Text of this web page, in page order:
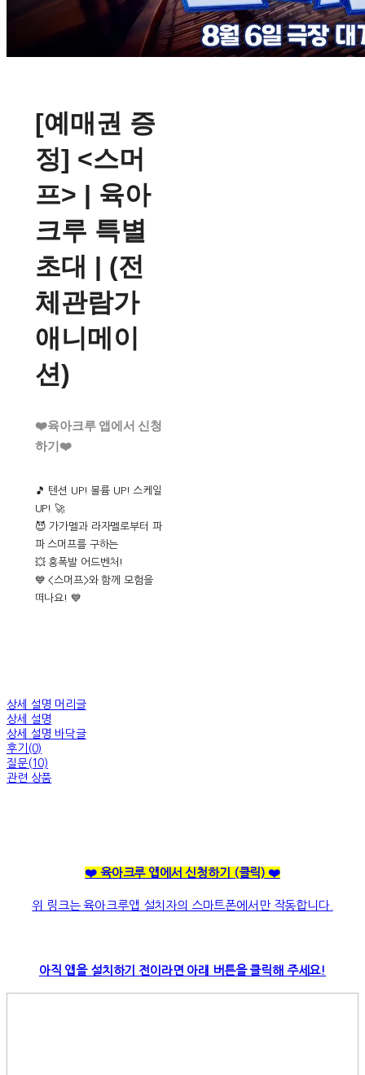
[예매권 증
정] <스머
프> | 육아
크루 특별
초대 | (전
체관람가
애니메이
션)
❤️육아크루 앱에서 신청
하기❤️
🎵 텐션 UP! 볼륨 UP! 스케일
UP! 🚀
😈 가가멜과 라자멜로부터 파
파 스머프를 구하는
💥 흥폭발 어드벤처!
💙 <스머프>와 함께 모험을
떠나요! 💙
상세 설명 머리글
상세 설명
상세 설명 바닥글
후기(0)
질문(10)
관련 상품
❤️ 육아크루 앱에서 신청하기 (클릭) ❤️
위 링크는 육아크루앱 설치자의 스마트폰에서만 작동합니다.
아직 앱을 설치하기 전이라면 아래 버튼을 클릭해 주세요!